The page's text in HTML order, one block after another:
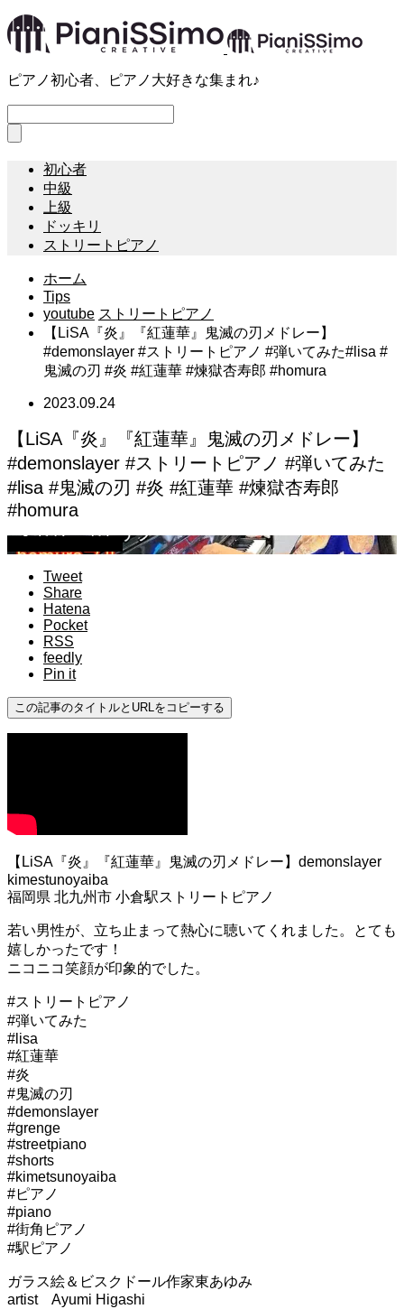
ピアノ初心者、ピアノ大好きな集まれ♪
初心者
中級
上級
ドッキリ
ストリートピアノ
ホーム
Tips
youtube ストリートピアノ
【LiSA『炎』『紅蓮華』鬼滅の刃メドレー】
#demonslayer #ストリートピアノ #弾いてみた#lisa #
鬼滅の刃 #炎 #紅蓮華 #煉獄杏寿郎 #homura
2023.09.24
【LiSA『炎』『紅蓮華』鬼滅の刃メドレー】
#demonslayer #ストリートピアノ #弾いてみた
#lisa #鬼滅の刃 #炎 #紅蓮華 #煉獄杏寿郎
#homura
Tweet
Share
Hatena
Pocket
RSS
feedly
Pin it
この記事のタイトルとURLをコピーする
【LiSA『炎』『紅蓮華』鬼滅の刃メドレー】demonslayer
kimestunoyaiba
福岡県 北九州市 小倉駅ストリートピアノ
若い男性が、立ち止まって熱心に聴いてくれました。とても
嬉しかったです！
ニコニコ笑顔が印象的でした。
#ストリートピアノ
#弾いてみた
#lisa
#紅蓮華
#炎
#鬼滅の刃
#demonslayer
#grenge
#streetpiano
#shorts
#kimetsunoyaiba
#ピアノ
#piano
#街角ピアノ
#駅ピアノ
ガラス絵＆ビスクドール作家東あゆみ
artist Ayumi Higashi